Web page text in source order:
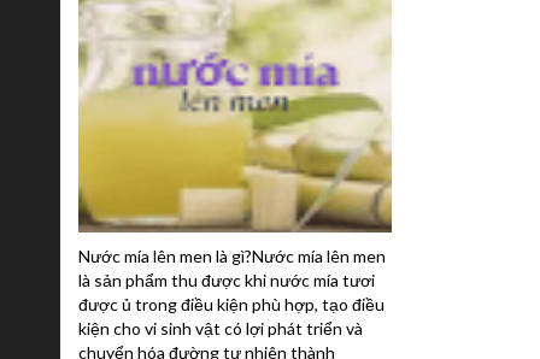
Nước mía lên men là gì?Nước mía lên men
là sản phẩm thu được khi nước mía tươi
được ủ trong điều kiện phù hợp, tạo điều
kiện cho vi sinh vật có lợi phát triển và
chuyển hóa đường tự nhiên thành